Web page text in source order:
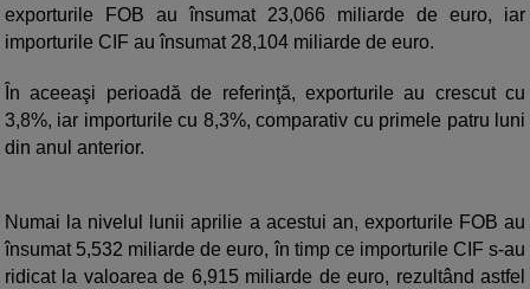
exporturile FOB au însumat 23,066 miliarde de euro, iar
importurile CIF au însumat 28,104 miliarde de euro.
În aceeaşi perioadă de referinţă, exporturile au crescut cu
3,8%, iar importurile cu 8,3%, comparativ cu primele patru luni
din anul anterior.
Numai la nivelul lunii aprilie a acestui an, exporturile FOB au
însumat 5,532 miliarde de euro, în timp ce importurile CIF s-au
ridicat la valoarea de 6,915 miliarde de euro, rezultând astfel